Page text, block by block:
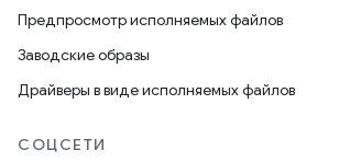
Предпросмотр исполняемых файлов
Заводские образы
Драйверы в виде исполняемых файлов
СОЦСЕТИ